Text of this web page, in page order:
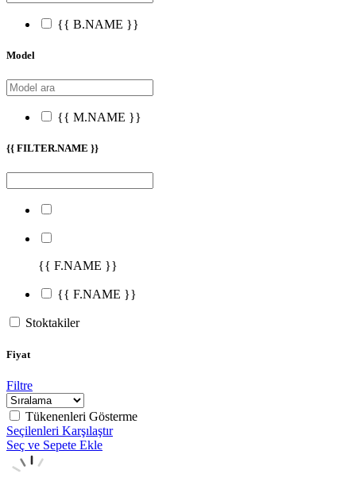
{{ B.NAME }}
Model
{{ M.NAME }}
{{ FILTER.NAME }}
{{ F.NAME }}
{{ F.NAME }}
Stoktakiler
Fiyat
Filtre
Tükenenleri Gösterme
Seçilenleri Karşılaştır
Seç ve Sepete Ekle